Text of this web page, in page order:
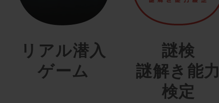
リアル潜入
ゲーム
謎検
謎解き能
検定